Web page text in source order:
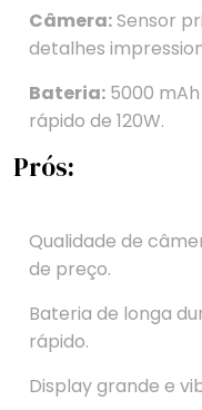
Câmera:Sensor
detalhes
Bateria: 5000
rápido de 120W.
Prós:
Qualidade de
de preço.
Bateria de longa
rápido.
Display grande e